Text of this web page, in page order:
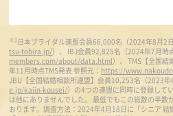
※1 日本ブライダル連盟会員66,000名（2024年8月2
tsu-tobira.jp/）、 IBJ会員92,825名（2024年7月時
members.com/about/data.html）、 TMS【全国
年11月時点TMS発表 参照元： https://
JBU【全国結婚相談所連盟】会員10,253名（2023年
e.jp/kaiin-kousei/）の4つの連盟に同時に登録して
は他にありませんでした。 最低でもこの総数の半
おります。調査方法：2024年4月18日に「シニア 結